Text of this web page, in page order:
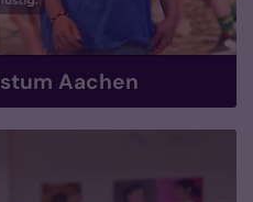
Aachen